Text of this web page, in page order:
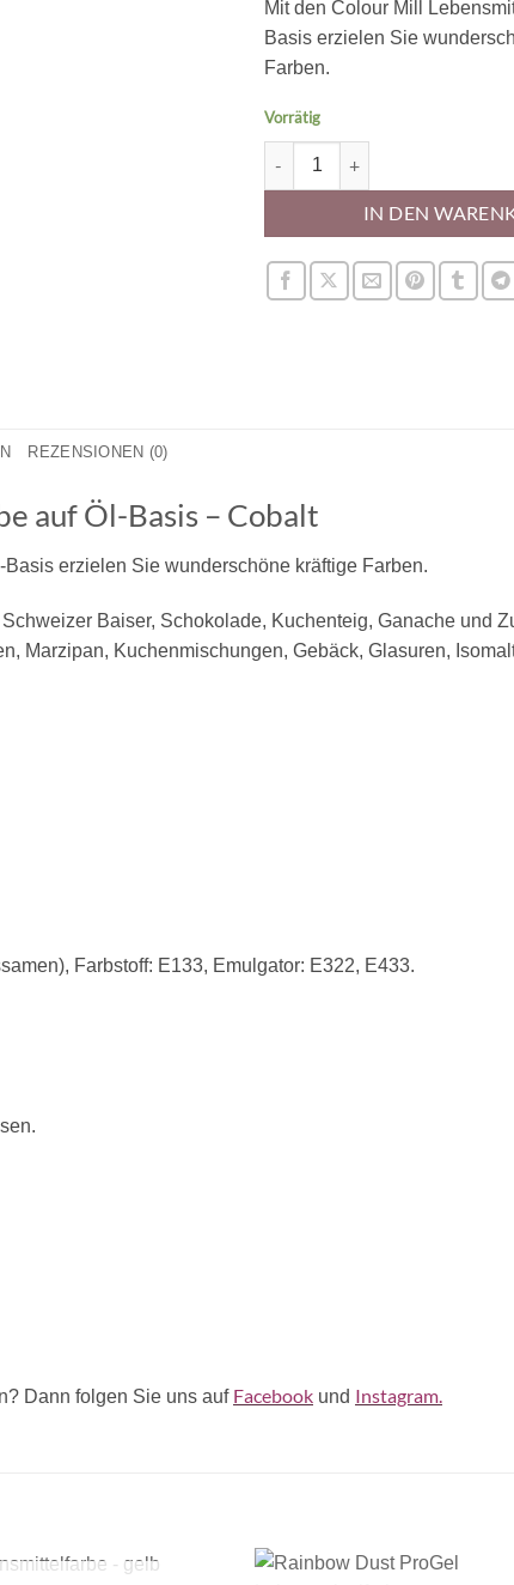
Mit den Colour Mill
Basis erzielen Sie
Farben.
Vorrätig
Colour Mill Lebensmittelfarbe
IN DEN
REZENSIONEN (0)
auf Öl-Basis – Cobalt
erzielen Sie wunderschöne kräftige Farben.
Baiser, Schokolade, Kuchenteig, Ganache und
Marzipan, Kuchenmischungen, Gebäck, Glasuren,
Farbstoff: E133, Emulgator: E322, E433.
Dann folgen Sie uns auf Facebook und Instagram.